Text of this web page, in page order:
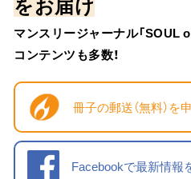
マンスリージャーナル「SOUL
コンテンツも多数！
冊子の郵送（無料）を
Facebookで最新情報